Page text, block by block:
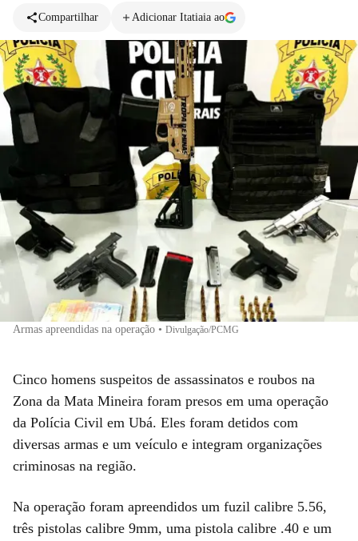
Compartilhar
Adicionar Itatiaia ao
Armas apreendidas na operação • Divulgação/PCMG
Cinco homens suspeitos de assassinatos e roubos na
Zona da Mata Mineira foram presos em uma operação
da Polícia Civil em Ubá. Eles foram detidos com
diversas armas e um veículo e integram organizações
criminosas na região.
Na operação foram apreendidos um fuzil calibre 5.56,
três pistolas calibre 9mm, uma pistola calibre .40 e um